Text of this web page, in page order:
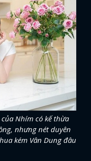
Nhím có kế thừa
nhưng nét duyên
kém Vân Dung đâu